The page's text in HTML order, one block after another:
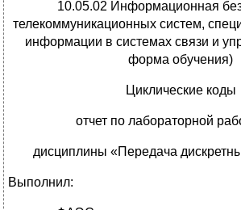
10.05.02 Информационная
телекоммуникационных систем,
информации в системах связи и
форма обучения)
Циклические коды
отчет по лабораторной
дисциплины «Передача
Выполнил: